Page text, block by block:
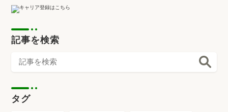
記事を検索
タグ